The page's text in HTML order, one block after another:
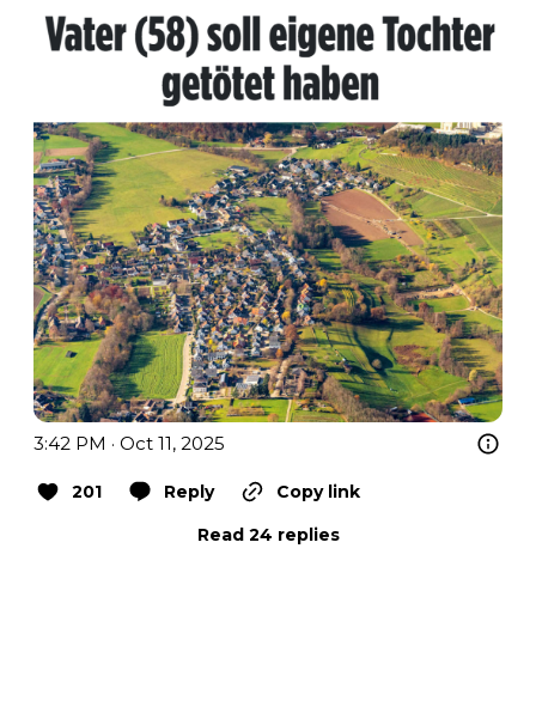
3:42 PM · Oct 11, 2025
201 Reply
Copy link
Read 24 replies